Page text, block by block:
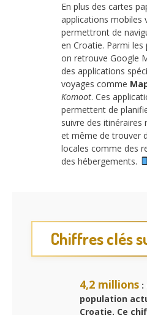
En plus des cartes
applications mobiles
permettront de
en Croatie. Parmi les
on retrouve Google
des applications
voyages comme
Komoot. Ces
permettent de
suivre des itinéraires
et même de trouver
locales comme des
des hébergements.
Chiffres clés
4,2 millions :
population
Croatie. Ce